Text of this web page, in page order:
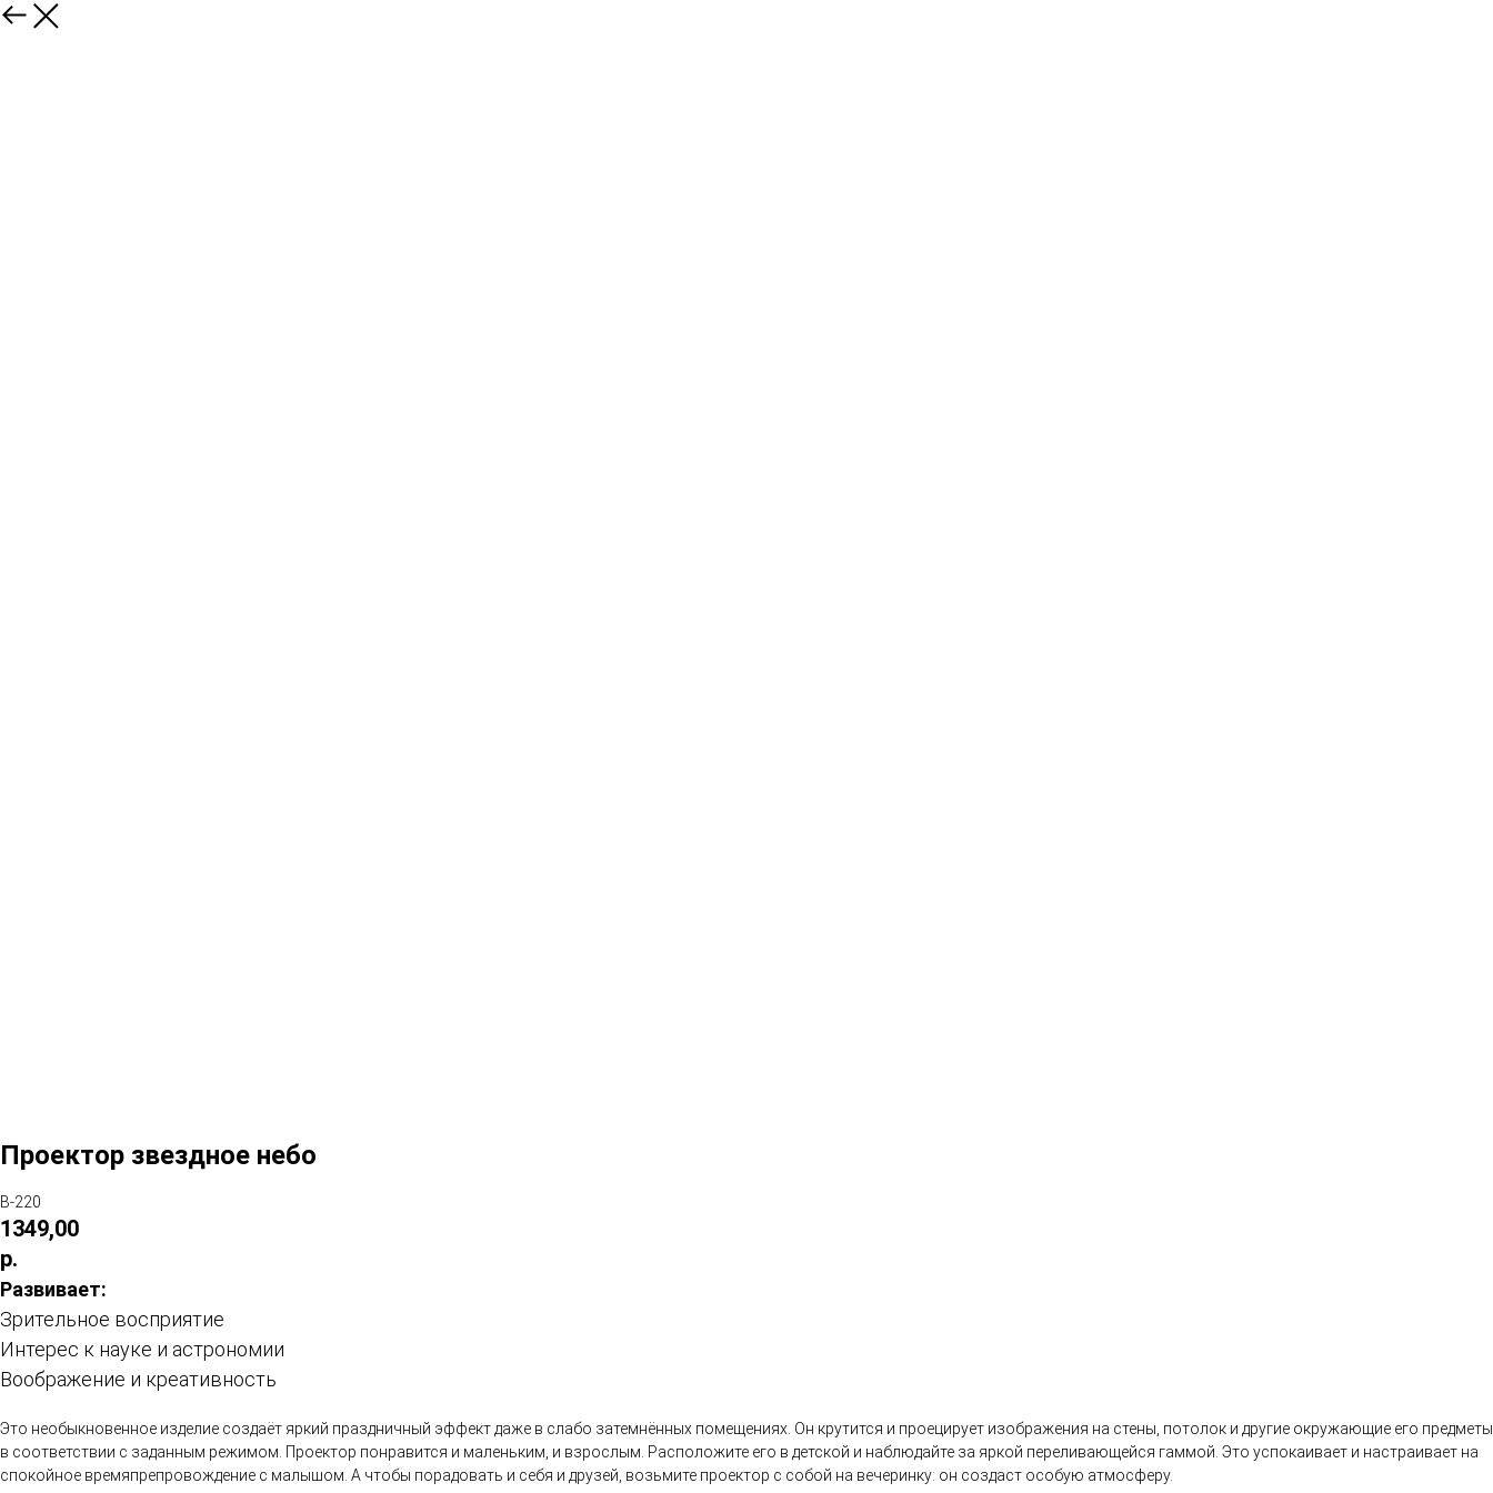
Проектор звездное небо
В-220
1349,00
р.
Развивает:
Зрительное восприятие
Интерес к науке и астрономии
Воображение и креативность
Это необыкновенное изделие создаёт яркий праздничный эффект даже в слабо затемнённых помещениях. Он крутится и проецирует изображения на стены, потолок и другие окружающие его предметы
в соответствии с заданным режимом. Проектор понравится и маленьким, и взрослым. Расположите его в детской и наблюдайте за яркой переливающейся гаммой. Это успокаивает и настраивает на
спокойное времяпрепровождение с малышом. А чтобы порадовать и себя и друзей, возьмите проектор с собой на вечеринку: он создаст особую атмосферу.